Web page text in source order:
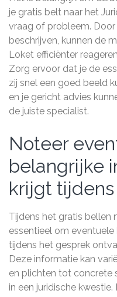
je gratis belt naar het
vraag of probleem.
beschrijven, kunnen de
Loket efficiënter
Zorg ervoor dat je de
zij snel een goed beeld
en je gericht advies
de juiste specialist.
Noteer
belangrijke
krijgt
Tijdens het gratis bellen
essentieel om
tijdens het gesprek
Deze informatie kan
en plichten tot concrete
in een juridische